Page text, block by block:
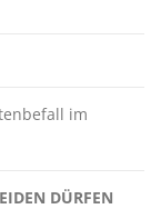
im
DÜRFEN